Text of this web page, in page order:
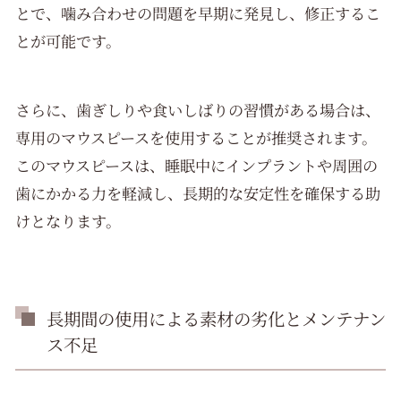
とで、噛み合わせの問題を早期に発見し、修正するこ
とが可能です。
さらに、歯ぎしりや食いしばりの習慣がある場合は、
専用のマウスピースを使用することが推奨されます。
このマウスピースは、睡眠中にインプラントや周囲の
歯にかかる力を軽減し、長期的な安定性を確保する助
けとなります。
長期間の使用による素材の劣化とメンテナン
ス不足